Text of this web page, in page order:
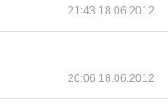
21:43 18.06.2012
20:06 18.06.2012